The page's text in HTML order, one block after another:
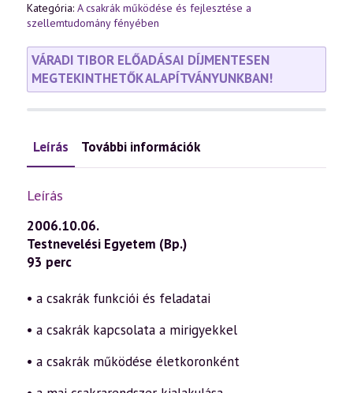
Kategória: A csakrák működése és fejlesztése a
szellemtudomány fényében
VÁRADI TIBOR ELŐADÁSAI DÍJMENTESEN
MEGTEKINTHETŐK ALAPÍTVÁNYUNKBAN!
Leírás További információk
Leírás
2006.10.06.
Testnevelési Egyetem (Bp.)
93 perc
• a csakrák funkciói és feladatai
• a csakrák kapcsolata a mirigyekkel
• a csakrák működése életkoronként